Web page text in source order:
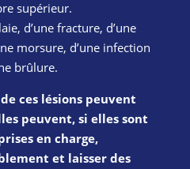
supérieur.
d’une fracture, d’une
morsure, d’une infection
brûlure.
ces lésions peuvent
peuvent, si elles sont
en charge,
et laisser des